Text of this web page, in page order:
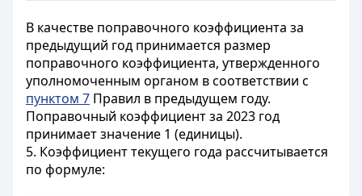
В качестве поправочного коэффициента за
предыдущий год принимается размер
поправочного коэффициента, утвержденного
уполномоченным органом в соответствии с
пунктом 7 Правил в предыдущем году.
Поправочный коэффициент за 2023 год
принимает значение 1 (единицы).
5. Коэффициент текущего года рассчитывается
по формуле: